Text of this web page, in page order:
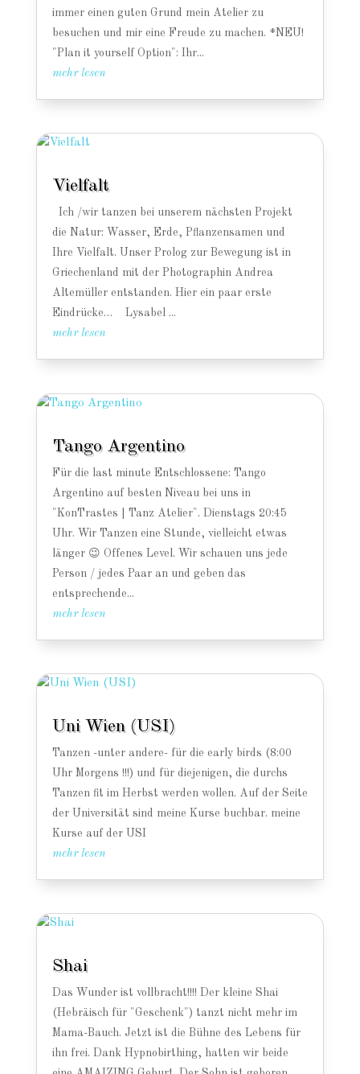
immer einen guten Grund mein Atelier zu
besuchen und mir eine Freude zu machen. *NEU!
"Plan it yourself Option": Ihr...
mehr lesen
Vielfalt
Ich /wir tanzen bei unserem nächsten Projekt
die Natur: Wasser, Erde, Pflanzensamen und
Ihre Vielfalt. Unser Prolog zur Bewegung ist in
Griechenland mit der Photographin Andrea
Altemüller entstanden. Hier ein paar erste
Eindrücke… Lysabel ...
mehr lesen
Tango Argentino
Für die last minute Entschlossene: Tango
Argentino auf besten Niveau bei uns in
"KonTrastes | Tanz Atelier". Dienstags 20:45
Uhr. Wir Tanzen eine Stunde, vielleicht etwas
länger 😉 Offenes Level. Wir schauen uns jede
Person / jedes Paar an und geben das
entsprechende...
mehr lesen
Uni Wien (USI)
Tanzen -unter andere- für die early birds (8:00
Uhr Morgens !!!) und für diejenigen, die durchs
Tanzen fit im Herbst werden wollen. Auf der Seite
der Universität sind meine Kurse buchbar. meine
Kurse auf der USI
mehr lesen
Shai
Das Wunder ist vollbracht!!!! Der kleine Shai
(Hebräisch für "Geschenk") tanzt nicht mehr im
Mama-Bauch. Jetzt ist die Bühne des Lebens für
ihn frei. Dank Hypnobirthing, hatten wir beide